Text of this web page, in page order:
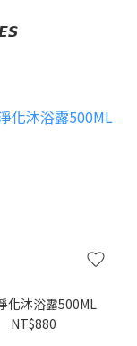
化沐浴露500ML
NT$880